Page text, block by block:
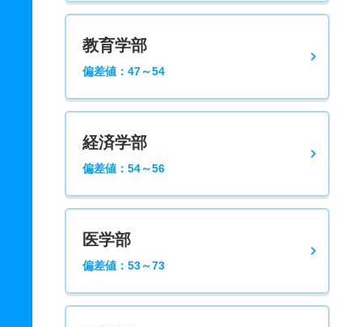
教育学部
偏差値：47～54
経済学部
偏差値：54～56
医学部
偏差値：53～73